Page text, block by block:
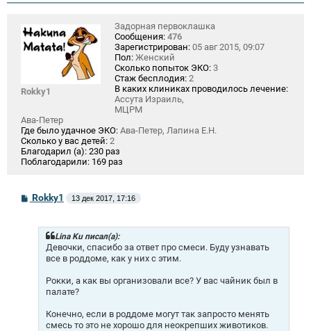
Rokky1
Задорная первоклашка
Сообщения: 476
Зарегистрирован: 05 авг 2015, 09:07
Пол: Женский
Сколько попыток ЭКО: 3
Стаж бесплодия: 2
В каких клиниках проводилось лечение:
Ассута Израиль,
МЦРМ
Ава-Петер
Где было удачное ЭКО: Ава-Петер, Лапина Е.Н.
Сколько у вас детей: 2
Благодарил (а): 230 раз
Поблагодарили: 169 раз
С
о
Rokky1 13 дек 2017, 17:16
Lina Ku писал(а):
Девочки, спасибо за ответ про смеси. Буду узнавать
все в роддоме, как у них с этим.
Рокки, а как вы организовали все? У вас чайник был в
палате?
Конечно, если в роддоме могут так запросто менять
смесь то это не хорошо для неокрепших животиков.